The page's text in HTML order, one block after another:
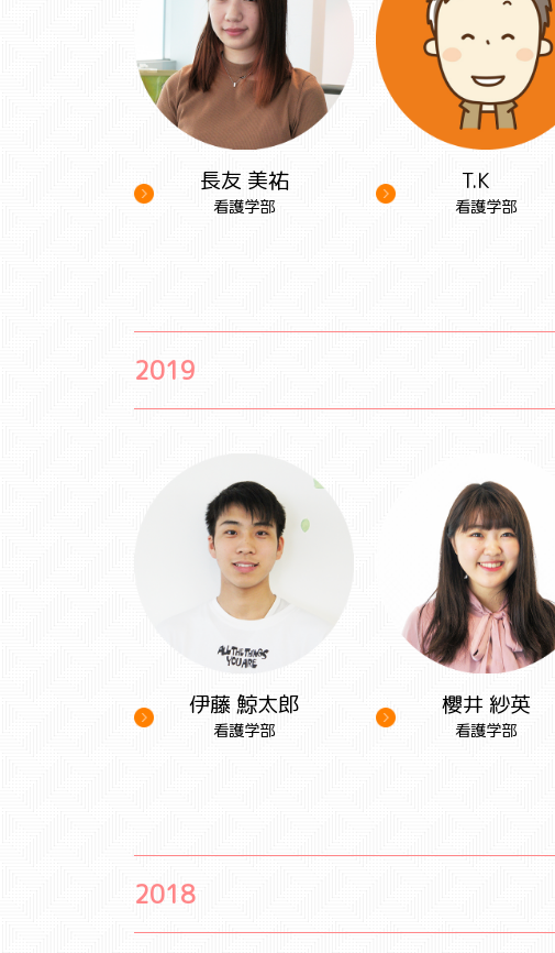
長友 美祐
看護学部
T.K
看護学部
2019
伊藤 鯨太郎
看護学部
櫻井 紗英
看護学部
2018